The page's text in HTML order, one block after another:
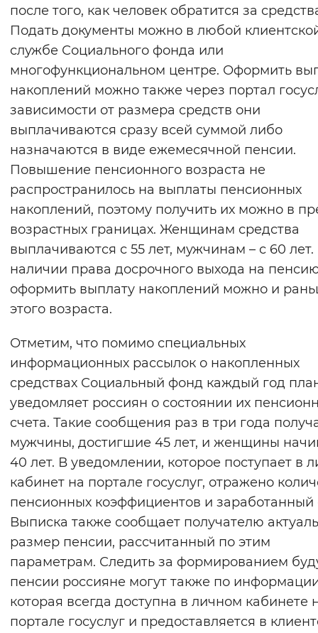
после того, как человек обратится за
Подать документы можно в любой
службе Социального фонда или
многофункциональном центре. Оформить
накоплений можно также через портал
зависимости от размера средств они
выплачиваются сразу всей суммой либо
назначаются в виде ежемесячной пенсии.
Повышение пенсионного возраста не
распространилось на выплаты пенсионных
накоплений, поэтому получить их можно в
возрастных границах. Женщинам средства
выплачиваются с 55 лет, мужчинам – с 60
наличии права досрочного выхода на
оформить выплату накоплений можно и
этого возраста.
Отметим, что помимо специальных
информационных рассылок о накопленных
средствах Социальный фонд каждый год
уведомляет россиян о состоянии их
счета. Такие сообщения раз в три года
мужчины, достигшие 45 лет, и женщины
40 лет. В уведомлении, которое поступает в
кабинет на портале госуслуг, отражено
пенсионных коэффициентов и заработанный
Выписка также сообщает получателю
размер пенсии, рассчитанный по этим
параметрам. Следить за формированием
пенсии россияне могут также по
которая всегда доступна в личном кабинете
портале госуслуг и предоставляется в